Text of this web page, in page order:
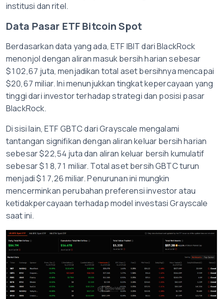
institusi dan ritel.
Data Pasar ETF Bitcoin Spot
Berdasarkan data yang ada, ETF IBIT dari BlackRock
menonjol dengan aliran masuk bersih harian sebesar
$102,67 juta, menjadikan total aset bersihnya mencapai
$20,67 miliar. Ini menunjukkan tingkat kepercayaan yang
tinggi dari investor terhadap strategi dan posisi pasar
BlackRock.
Di sisi lain, ETF GBTC dari Grayscale mengalami
tantangan signifikan dengan aliran keluar bersih harian
sebesar $22,54 juta dan aliran keluar bersih kumulatif
sebesar $18,71 miliar. Total aset bersih GBTC turun
menjadi $17,26 miliar. Penurunan ini mungkin
mencerminkan perubahan preferensi investor atau
ketidakpercayaan terhadap model investasi Grayscale
saat ini.